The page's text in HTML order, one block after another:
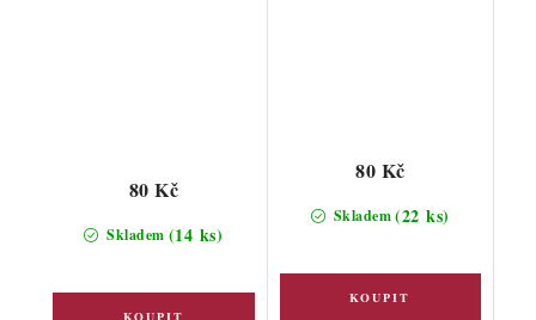
Skladem (14 ks)
80 Kč
Skladem(22 ks)
80 Kč